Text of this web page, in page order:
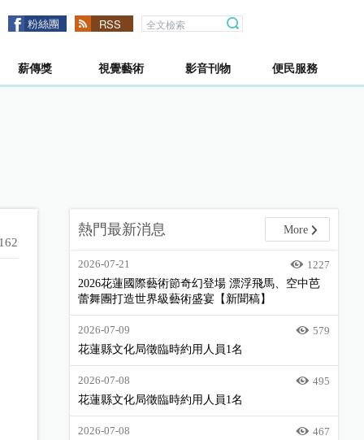
粉絲團 RSS
薪傳獎 視覺藝術 影音刊物 便民服務
熱門最新消息 More
2026-07-21
1227
2026花蓮國際藝術節奇幻登場 漂浮飛馬、空中芭
蕾舞團打造世界級藝術盛宴【新聞稿】
2026-07-09
579
花蓮縣文化局徵臨時約用人員1名
2026-07-08
495
花蓮縣文化局徵臨時約用人員1名
2026-07-08
467